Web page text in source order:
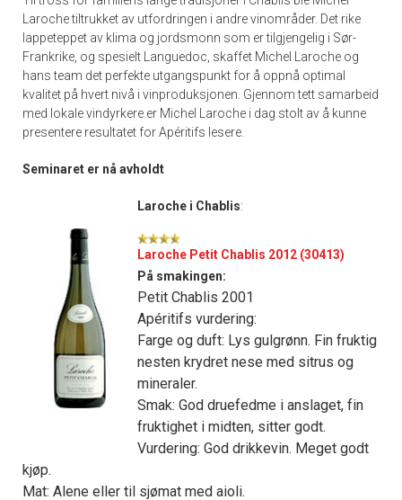
Laroche tiltrukket av utfordringen i andre vinområder. Det rike
lappeteppet av klima og jordsmonn som er tilgjengelig i Sør-
Frankrike, og spesielt Languedoc, skaffet Michel Laroche og
hans team det perfekte utgangspunkt for å oppnå optimal
kvalitet på hvert nivå i vinproduksjonen. Gjennom tett samarbeid
med lokale vindyrkere er Michel Laroche i dag stolt av å kunne
presentere resultatet for Apéritifs lesere.
Seminaret er nå avholdt
Laroche i Chablis:
Laroche Petit Chablis 2012 (30413)
På smakingen:
Petit Chablis 2001
Apéritifs vurdering:
Farge og duft: Lys gulgrønn. Fin fruktig
nesten krydret nese med sitrus og
mineraler.
Smak: God druefedme i anslaget, fin
fruktighet i midten, sitter godt.
Vurdering: God drikkevin. Meget godt
kjøp.
Mat: Alene eller til sjømat med aioli.